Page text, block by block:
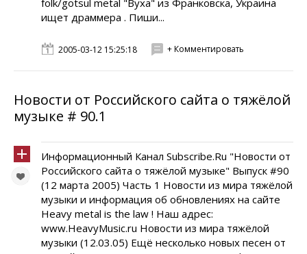
folk/gotsul metal "Вуха" из Франковска, Украина
ищет драммера . Пиши...
2005-03-12 15:25:18 + Комментировать
Новости от Российского сайта о тяжёлой
музыке # 90.1
Информационный Канал Subscribe.Ru "Новости от
Российского сайта о тяжёлой музыке" Выпуск #90
(12 марта 2005) Часть 1 Новости из мира тяжёлой
музыки и информация об обновлениях на сайте
Heavy metal is the law ! Наш адрес:
www.HeavyMusic.ru Новости из мира тяжёлой
музыки (12.03.05) Ещё несколько новых песен от